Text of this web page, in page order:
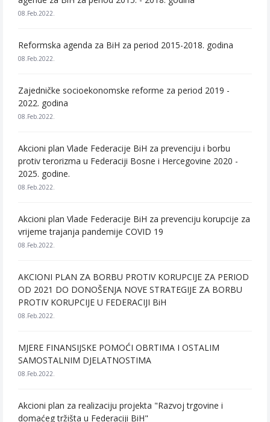
08.Feb.2022.
Reformska agenda za BiH za period 2015-2018. godina
08.Feb.2022.
Zajedničke socioekonomske reforme za period 2019 -
2022. godina
08.Feb.2022.
Akcioni plan Vlade Federacije BiH za prevenciju i borbu
protiv terorizma u Federaciji Bosne i Hercegovine 2020 -
2025. godine.
08.Feb.2022.
Akcioni plan Vlade Federacije BiH za prevenciju korupcije za
vrijeme trajanja pandemije COVID 19
08.Feb.2022.
AKCIONI PLAN ZA BORBU PROTIV KORUPCIJE ZA PERIOD
OD 2021 DO DONOŠENJA NOVE STRATEGIJE ZA BORBU
PROTIV KORUPCIJE U FEDERACIJI BiH
08.Feb.2022.
MJERE FINANSIJSKE POMOĆI OBRTIMA I OSTALIM
SAMOSTALNIM DJELATNOSTIMA
08.Feb.2022.
Akcioni plan za realizaciju projekta "Razvoj trgovine i
domaćeg tržišta u Federaciji BiH"